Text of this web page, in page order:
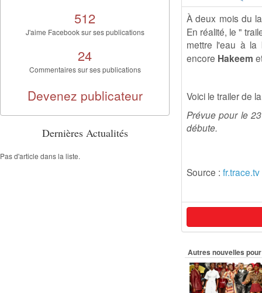
À deux mois du
En réalité, le "
mettre l'eau à
encore Hakeem
Voici le trailer de
Prévue pour le
débute.
Source : fr.trace.tv
Autres nouvelles
512
J'aime Facebook sur ses publications
24
Commentaires sur ses publications
Devenez publicateur
Dernières Actualités
Pas d'article dans la liste.